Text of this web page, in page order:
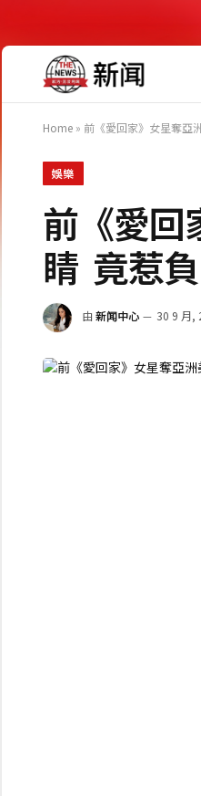
Home » 前《愛回家》女星奪亞
娛樂
前《愛回
睛 竟惹
由 新闻中心 30 9 月,